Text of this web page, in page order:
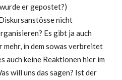
er gepostet?)
nicht
Es gibt ja auch
mehr, in dem sowas verbreitet
auch keine Reaktionen hier im
will uns das sagen? Ist der